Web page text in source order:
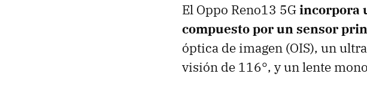
El Oppo Reno13 5Gincorpora
compuesto por un sensor
óptica de imagen (OIS), un
visión de 116°, y un lente